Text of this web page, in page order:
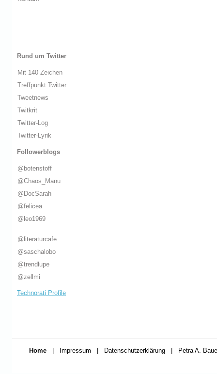
Rund um Twitter
Mit 140 Zeichen
Treffpunkt Twitter
Tweetnews
Twitkrit
Twitter-Log
Twitter-Lyrik
Followerblogs
@botenstoff
@Chaos_Manu
@DocSarah
@felicea
@leo1969
@literaturcafe
@saschalobo
@trendlupe
@zellmi
Technorati Profile
Home Impressum Datenschutzerklärung Petra A.